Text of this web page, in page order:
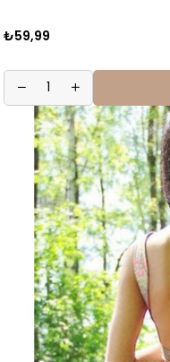
₺59,99